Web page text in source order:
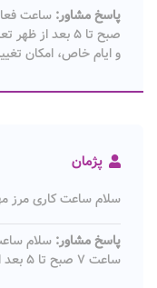
پاسخ مشاور:
صبح تا ۵ بعد
و ایام خاص، امکان
پژمان
سلام ساعت کاری مرز
پاسخ مشاور: سلام
ساعت ۷ صبح تا ۵ بعد از ظهر می باشد.